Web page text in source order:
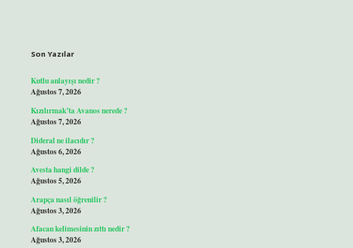
Son Yazılar
Kutlu anlayışı nedir ?
Ağustos 7, 2026
Kızılırmak’ta Avanos nerede ?
Ağustos 7, 2026
Dideral ne ilacıdır ?
Ağustos 6, 2026
Avesta hangi dilde ?
Ağustos 5, 2026
Arapça nasıl öğrenilir ?
Ağustos 3, 2026
Afacan kelimesinin zıttı nedir ?
Ağustos 3, 2026